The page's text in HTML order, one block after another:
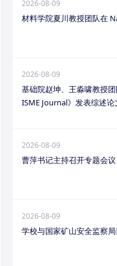
2026-08-09
材料学院夏川教授团队在
2026-08-09
基础院赵坤、王淼啸教授
ISME Journal》发表综述论
2026-08-09
曹萍书记主持召开专题会议
2026-08-09
学校与国家矿山安全监察